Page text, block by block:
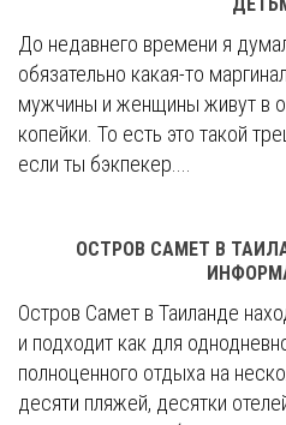
До недавнего времени я
обязательно какая-то
мужчины и женщины живут в
копейки. То есть это такой
если ты бэкпекер....
ОСТРОВ САМЕТ В
Остров Самет в Таиланде
и подходит как для
полноценного отдыха на
десяти пляжей, десятки